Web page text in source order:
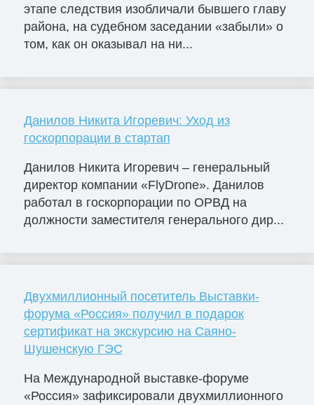
этапе следствия изобличали бывшего главу
района, на судебном заседании «забыли» о
том, как он оказывал на ни...
Данилов Никита Игоревич: Уход из
госкорпорации в стартап
Данилов Никита Игоревич – генеральный
директор компании «FlyDrone». Данилов
работал в госкорпорации по ОРВД на
должности заместителя генерального дир...
Двухмиллионный посетитель Выставки-
форума «Россия» получил в подарок
сертификат на экскурсию на Саяно-
Шушенскую ГЭС
На Международной выставке-форуме
«Россия» зафиксировали двухмиллионного